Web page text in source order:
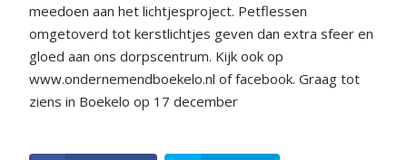
meedoen aan het lichtjesproject. Petflessen
omgetoverd tot kerstlichtjes geven dan extra sfeer en
gloed aan ons dorpscentrum. Kijk ook op
www.ondernemendboekelo.nl of facebook. Graag tot
ziens in Boekelo op 17 december